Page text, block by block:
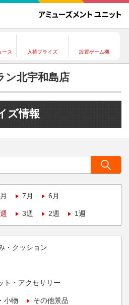
ース 入荷プライズ 設置ゲーム機
ン北宇和島店
ズ情報
7月 6月
3週 2週 1週
・クッション
ト・アクセサリー
小物 その他景品